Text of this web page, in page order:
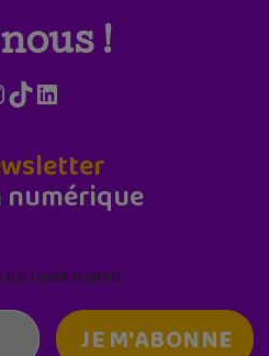
!
TikTokLinkedIn
lundi matin)